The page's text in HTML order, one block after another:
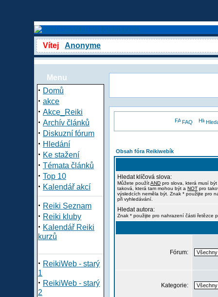
Vítej Anonyme
Menu
· Domů
· akce
· Akce_Reiki
· Archív článků
· Diskuzní fórum
· Hledání
· Ke stažení
· Témata článků
· Top 10
· Kalendář akcí
· Reiki Seznam
· Reiki kluby
· Kalendář Reiki
kurzů
· ReikiWeb - starý
1
· ReikiWeb - starý
2
FAQ
Obsah fóra Reikiwebík
Hledat klíčová slova:
Můžete použítAND pro slova, která musí
taková, která tam mohou být a NOT pro
výsledcích neměla být. Znak * použijte pro
při vyhledávání.
Hledat autora:
Znak * použijte pro nahrazení části řetězce
Fórum:
Kategorie: